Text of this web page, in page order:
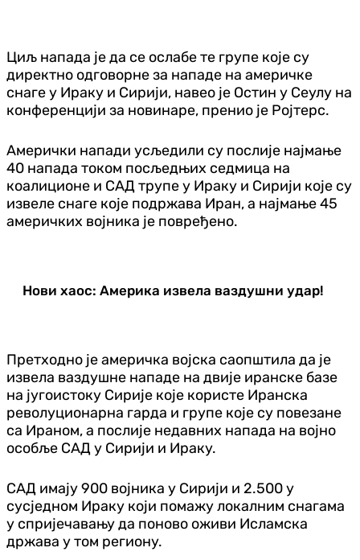
Циљ напада је да се ослабе те групе које су
директно одговорне за нападе на америчке
снаге у Ираку и Сирији, навео је Остин у Сеулу на
конференцији за новинаре, пренио је Ројтерс.
Амерички напади усљедили су послије најмање
40 напада током посљедњих седмица на
коалиционе и САД трупе у Ираку и Сирији које су
извеле снаге које подржава Иран, а најмање 45
америчких војника је повређено.
Нови хаос: Америка извела ваздушни удар!
Претходно је америчка војска саопштила да је
извела ваздушне нападе на двије иранске базе
на југоистоку Сирије које користе Иранска
револуционарна гарда и групе које су повезане
са Ираном, а послије недавних напада на војно
особље САД у Сирији и Ираку.
САД имају 900 војника у Сирији и 2.500 у
сусједном Ираку који помажу локалним снагама
у спријечавању да поново оживи Исламска
држава у том региону.